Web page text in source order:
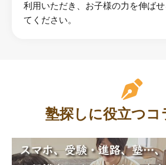
利用いただき、お子様の力を伸ば
てください。
塾探しに役立つコ